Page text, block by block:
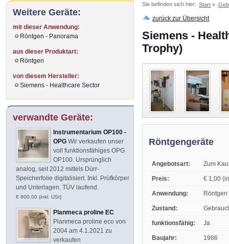
Sie befinden sich hier: Start
zurück zur Übersicht
Siemens -
Trophy)
Röntgengeräte
Angebotsart: Zum
Preis: € 1,00
Anwendung: Röntgen
Zustand:
funktionsfähig: Ja
Baujahr: 1986
Weitere Geräte:
mit dieser Anwendung:
Röntgen - Panorama
aus dieser Produktart:
Röntgen
von diesem Hersteller:
Siemens - Healthcare Sector
verwandte Geräte:
Instrumentarium OP100 -
OPG Wir verkaufen unser
voll funktionsfähiges OPG
OP100. Ursprünglich
analog, seit 2012 mittels Dürr-
Speicherfolie digitalisiert. Inkl. Prüfkörper
und Unterlagen. TÜV laufend.
€ 800,00 (inkl. USt)
Planmeca proline EC
Planmeca proline eco von
2004 am 4.1.2021 zu
verkaufen